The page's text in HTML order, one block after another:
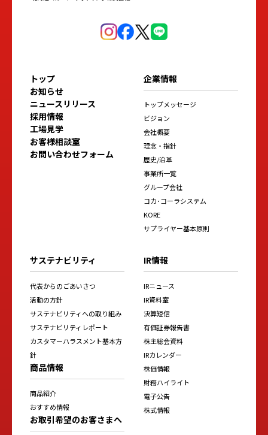
トップ
お知らせ
ニュースリリース
採用情報
工場見学
お客様相談室
お問い合わせフォーム
企業情報
トップメッセージ
ビジョン
会社概要
理念・指針
歴史/沿革
事業所一覧
グループ会社
コカ･コーラシステム
KORE
サプライヤー基本原則
サステナビリティ
代表からのごあいさつ
活動の方針
サステナビリティへの取り組み
サステナビリティレポート
カスタマーハラスメント基本方
針
商品情報
商品紹介
おすすめ情報
お取引希望のお客さまへ
IR情報
IRニュース
IR資料室
決算短信
有価証券報告書
株主総会資料
IRカレンダー
株価情報
財務ハイライト
電子公告
株式情報